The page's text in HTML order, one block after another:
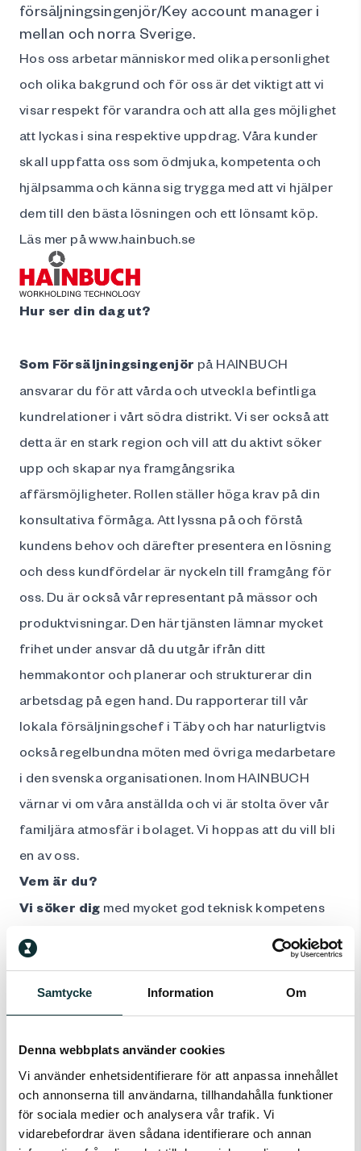
Samtycke Information Om
Denna webbplats använder cookies
Vi använder enhetsidentifierare för att anpassa innehållet
och annonserna till användarna, tillhandahålla funktioner
för sociala medier och analysera vår trafik. Vi
vidarebefordrar även sådana identifierare och annan
försäljningsingenjör/Key account manager i
mellan och norra Sverige.
Hos oss arbetar människor med olika personlighet
och olika bakgrund och för oss är det viktigt att vi
visar respekt för varandra och att alla ges möjlighet
att lyckas i sina respektive uppdrag. Våra kunder
skall uppfatta oss som ödmjuka, kompetenta och
hjälpsamma och känna sig trygga med att vi hjälper
dem till den bästa lösningen och ett lönsamt köp.
Läs mer påwww.hainbuch.se
Hur ser din dag ut?
Som Försäljningsingenjör på HAINBUCH
ansvarar du för att vårda och utveckla befintliga
kundrelationer i vårt södra distrikt. Vi ser också att
detta är en stark region och vill att du aktivt söker
upp och skapar nya framgångsrika
affärsmöjligheter. Rollen ställer höga krav på din
konsultativa förmåga. Att lyssna på och förstå
kundens behov och därefter presentera en lösning
och dess kundfördelar är nyckeln till framgång för
oss. Du är också vår representant på mässor och
produktvisningar. Den här tjänsten lämnar mycket
frihet under ansvar då du utgår ifrån ditt
hemmakontor och planerar och strukturerar din
arbetsdag på egen hand. Du rapporterar till vår
lokala försäljningschef i Täby och har naturligtvis
också regelbundna möten med övriga medarbetare
i den svenska organisationen. Inom HAINBUCH
värnar vi om våra anställda och vi är stolta över vår
familjära atmosfär i bolaget. Vi hoppas att du vill bli
en av oss.
Vem är du?
Vi söker dig med mycket god teknisk kompetens
är mycket meriterande, lång erfarenhet av arbete
inom maskinindustri värderas högt. Du trivs bäst när
inom regionen förekommer regelbundet och därför
är körkort ett krav. Dina kunder uppskattar dig för
att du är öppen och social, har en god förmåga att
lyssna och förstå deras behov samt kunna